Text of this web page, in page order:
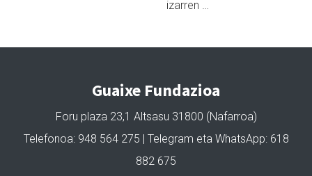
izarren …
Guaixe Fundazioa
Foru plaza 23,1 Altsasu 31800 (Nafarroa)
Telefonoa: 948 564 275 | Telegram eta WhatsApp: 618
882 675